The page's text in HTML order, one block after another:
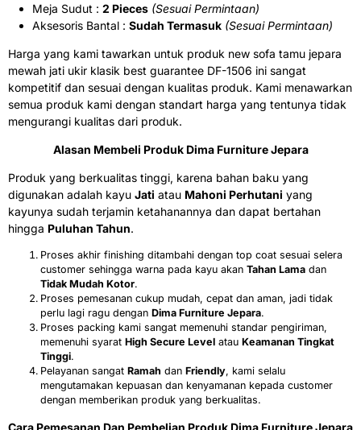
Meja Sudut : 2 Pieces (Sesuai Permintaan)
Aksesoris Bantal : Sudah Termasuk (Sesuai Permintaan)
Harga yang kami tawarkan untuk produk new sofa tamu jepara
mewah jati ukir klasik best guarantee DF-1506 ini sangat
kompetitif dan sesuai dengan kualitas produk. Kami menawarkan
semua produk kami dengan standart harga yang tentunya tidak
mengurangi kualitas dari produk.
Alasan Membeli Produk Dima Furniture Jepara
Produk yang berkualitas tinggi, karena bahan baku yang
digunakan adalah kayu Jati atau Mahoni Perhutani yang
kayunya sudah terjamin ketahanannya dan dapat bertahan
hingga Puluhan Tahun.
Proses akhir finishing ditambahi dengan top coat sesuai selera
customer sehingga warna pada kayu akan Tahan Lama dan
Tidak Mudah Kotor.
Proses pemesanan cukup mudah, cepat dan aman, jadi tidak
perlu lagi ragu dengan Dima Furniture Jepara.
Proses packing kami sangat memenuhi standar pengiriman,
memenuhi syarat High Secure Level atau Keamanan Tingkat
Tinggi.
Pelayanan sangat Ramah dan Friendly, kami selalu
mengutamakan kepuasan dan kenyamanan kepada customer
dengan memberikan produk yang berkualitas.